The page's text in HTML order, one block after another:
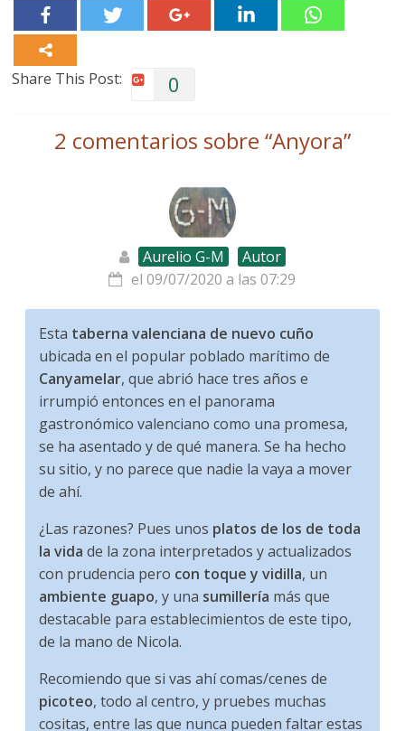
Share This Post: 0
2 comentarios sobre “Anyora”
Aurelio G-M
Autor
el 09/07/2020 a las 07:29
Esta taberna valenciana de nuevo cuño
ubicada en el popular poblado marítimo de
Canyamelar, que abrió hace tres años e
irrumpió entonces en el panorama
gastronómico valenciano como una promesa,
se ha asentado y de qué manera. Se ha hecho
su sitio, y no parece que nadie la vaya a mover
de ahí.
¿Las razones? Pues unos platos de los de toda
la vida de la zona interpretados y actualizados
con prudencia pero con toque y vidilla, un
ambiente guapo, y una sumillería más que
destacable para establecimientos de este tipo,
de la mano de Nicola.
Recomiendo que si vas ahí comas/cenes de
picoteo, todo al centro, y pruebes muchas
cositas, entre las que nunca pueden faltar estas